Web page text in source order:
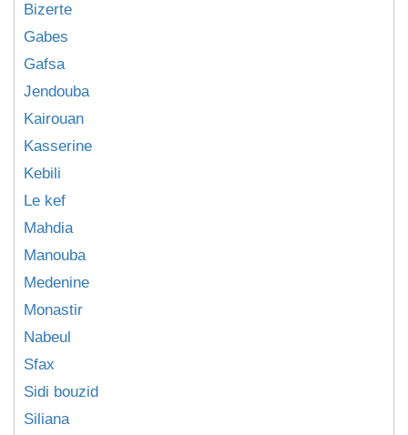
Bizerte
Gabes
Gafsa
Jendouba
Kairouan
Kasserine
Kebili
Le kef
Mahdia
Manouba
Medenine
Monastir
Nabeul
Sfax
Sidi bouzid
Siliana